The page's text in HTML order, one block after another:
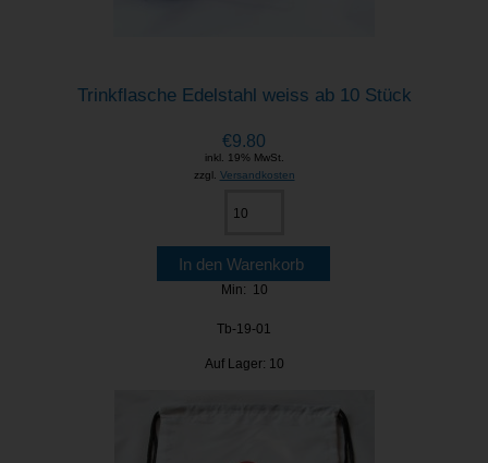
Trinkflasche Edelstahl weiss ab 10 Stück
€9.80
inkl. 19% MwSt.
zzgl. Versandkosten
Min: 10
Tb-19-01
Auf Lager: 10